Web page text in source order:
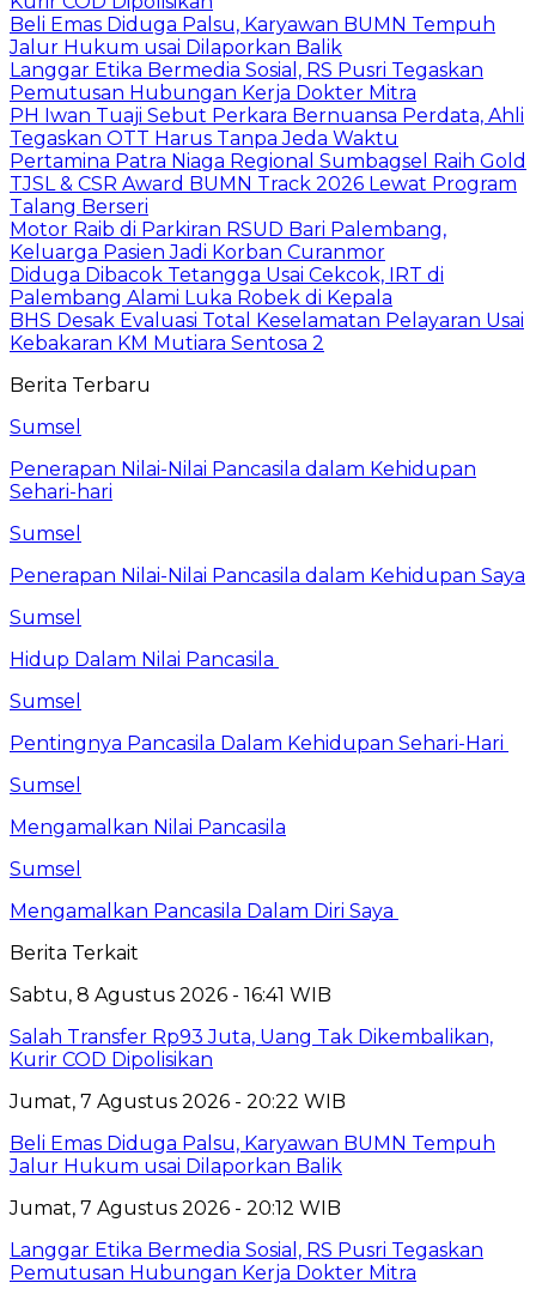
Beli Emas Diduga Palsu, Karyawan BUMN Tempuh
Jalur Hukum usai Dilaporkan Balik
Langgar Etika Bermedia Sosial, RS Pusri Tegaskan
Pemutusan Hubungan Kerja Dokter Mitra
PH Iwan Tuaji Sebut Perkara Bernuansa Perdata, Ahli
Tegaskan OTT Harus Tanpa Jeda Waktu
Pertamina Patra Niaga Regional Sumbagsel Raih Gold
TJSL & CSR Award BUMN Track 2026 Lewat Program
Talang Berseri
Motor Raib di Parkiran RSUD Bari Palembang,
Keluarga Pasien Jadi Korban Curanmor
Diduga Dibacok Tetangga Usai Cekcok, IRT di
Palembang Alami Luka Robek di Kepala
BHS Desak Evaluasi Total Keselamatan Pelayaran Usai
Kebakaran KM Mutiara Sentosa 2
Berita Terbaru
Sumsel
Penerapan Nilai-Nilai Pancasila dalam Kehidupan
Sehari-hari
Sumsel
Penerapan Nilai-Nilai Pancasila dalam Kehidupan Saya
Sumsel
Hidup Dalam Nilai Pancasila
Sumsel
Pentingnya Pancasila Dalam Kehidupan Sehari-Hari
Sumsel
Mengamalkan Nilai Pancasila
Sumsel
Mengamalkan Pancasila Dalam Diri Saya
Berita Terkait
Sabtu, 8 Agustus 2026 - 16:41 WIB
Salah Transfer Rp93 Juta, Uang Tak Dikembalikan,
Kurir COD Dipolisikan
Jumat, 7 Agustus 2026 - 20:22 WIB
Beli Emas Diduga Palsu, Karyawan BUMN Tempuh
Jalur Hukum usai Dilaporkan Balik
Jumat, 7 Agustus 2026 - 20:12 WIB
Langgar Etika Bermedia Sosial, RS Pusri Tegaskan
Pemutusan Hubungan Kerja Dokter Mitra